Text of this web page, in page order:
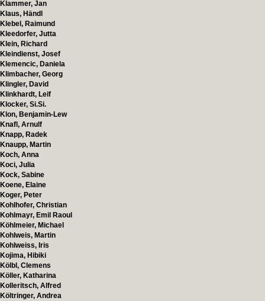
Klammer, Jan
Klaus, Händl
Klebel, Raimund
Kleedorfer, Jutta
Klein, Richard
Kleindienst, Josef
Klemencic, Daniela
Klimbacher, Georg
Klingler, David
Klinkhardt, Leif
Klocker, Si.Si.
Klon, Benjamin-Lew
Knafl, Arnulf
Knapp, Radek
Knaupp, Martin
Koch, Anna
Koci, Julia
Kock, Sabine
Koene, Elaine
Koger, Peter
Kohlhofer, Christian
Kohlmayr, Emil Raoul
Köhlmeier, Michael
Kohlweis, Martin
Kohlweiss, Iris
Kojima, Hibiki
Kölbl, Clemens
Köller, Katharina
Kolleritsch, Alfred
Költringer, Andrea